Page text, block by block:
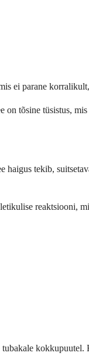
ei parane
tõsine tüsistus,
tekib,
reaktsiooni,